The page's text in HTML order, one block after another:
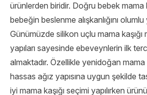
ürünlerden biridir. Doğru bebek mama
bebeğin beslenme alışkanlığını
Günümüzde silikon uçlu mama
yapıları sayesinde ebeveynlerin ilk
almaktadır. Özellikle yenidoğan mama
hassas ağız yapısına uygun şekilde
iyi mama kaşığı seçimi yapılırken